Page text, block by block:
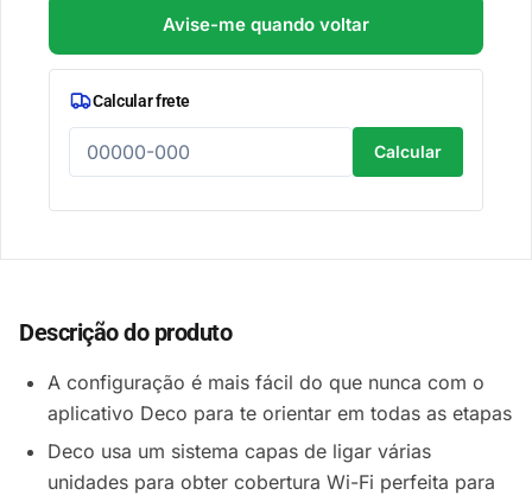
Avise-me quando voltar
Calcular frete
Calcular
Descrição do produto
A configuração é mais fácil do que nunca com o
aplicativo Deco para te orientar em todas as etapas
Deco usa um sistema capas de ligar várias
unidades para obter cobertura Wi-Fi perfeita para